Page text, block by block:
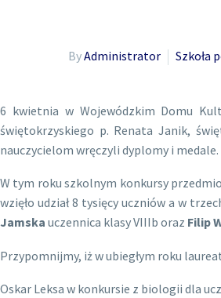
ByAdministrator Szkoła
6 kwietnia w Wojewódzkim Domu
świętokrzyskiego p. Renata Janik,
nauczycielom wręczyli dyplomy i medale.
W tym roku szkolnym konkursy
wzięło udział 8 tysięcy uczniów a w
Jamska uczennica klasy VIIIb oraz Filip
Przypomnijmy, iż w ubiegłym roku
Oskar Leksa w konkursie z biologii dla